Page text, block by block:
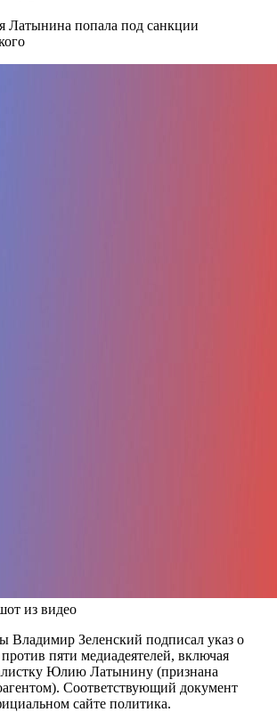
Латынина попала под санкции
из видео
Владимир Зеленский подписал указ о
пяти медиадеятелей, включая
Юлию Латынину (признана
Соответствующий документ
сайте политика.